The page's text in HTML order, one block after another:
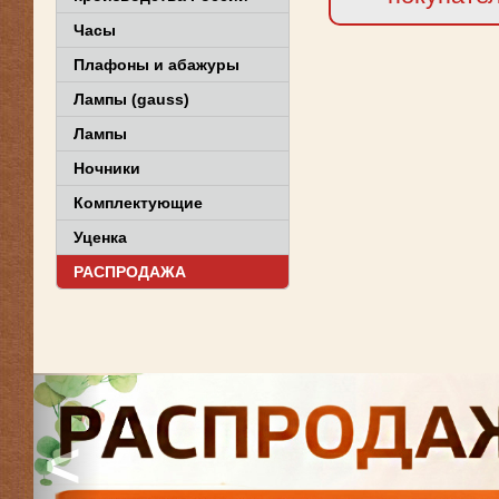
Часы
Плафоны и абажуры
Лампы (gauss)
Лампы
Ночники
Комплектующие
Уценка
РАСПРОДАЖА